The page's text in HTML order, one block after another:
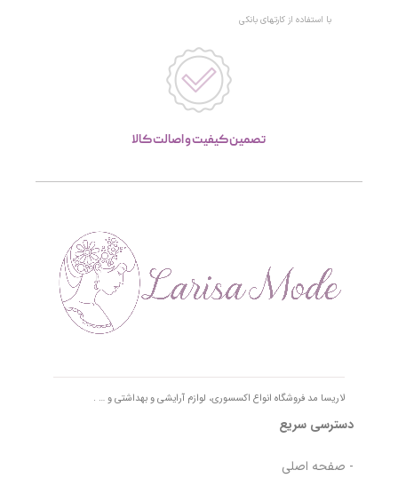
با استفاده از کارتهای بانکی
تصمین کیفیت و اصالت کالا
لاریسا مد فروشگاه انواع اکسسوری، لوازم آرایشی و بهداشتی و … .
دسترسی سریع
- صفحه اصلی